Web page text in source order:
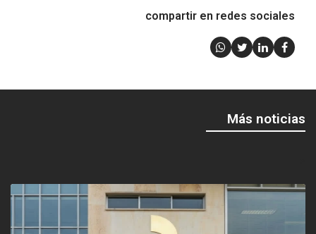
compartir en redes sociales
Más noticias